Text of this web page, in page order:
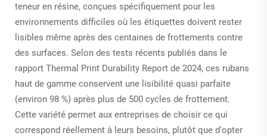
teneur en résine, conçues spécifiquement pour les
environnements difficiles où les étiquettes doivent rester
lisibles même après des centaines de frottements contre
des surfaces. Selon des tests récents publiés dans le
rapport Thermal Print Durability Report de 2024, ces rubans
haut de gamme conservent une lisibilité quasi parfaite
(environ 98 %) après plus de 500 cycles de frottement.
Cette variété permet aux entreprises de choisir ce qui
correspond réellement à leurs besoins, plutôt que d'opter